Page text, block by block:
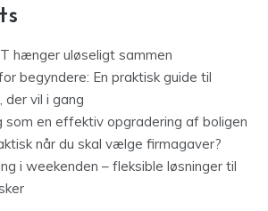
hænger uløseligt sammen
begyndere: En praktisk guide til
der vil i gang
som en effektiv opgradering af boligen
når du skal vælge firmagaver?
i weekenden – fleksible løsninger til